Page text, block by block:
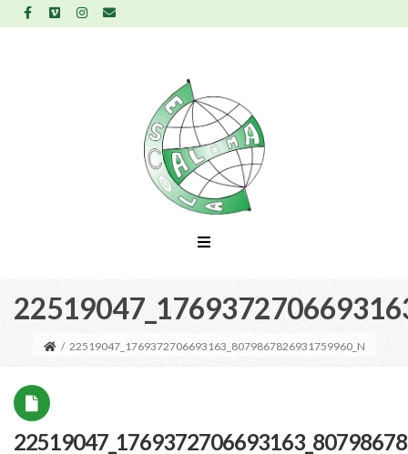
/ 22519047_1769372706693163_8079867826931759960_N